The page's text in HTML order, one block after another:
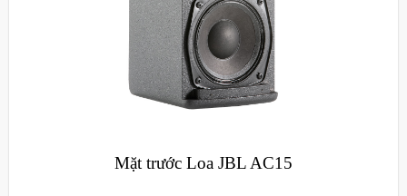
Mặt trước Loa JBL AC15